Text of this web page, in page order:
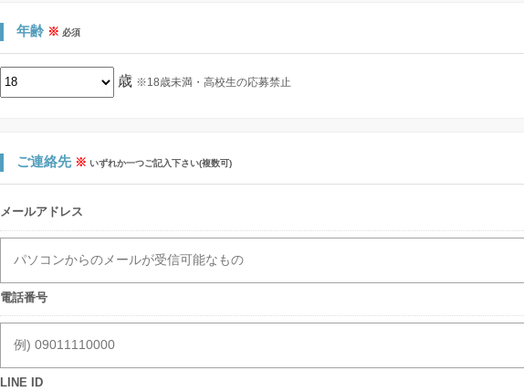
年齢 ※ 必須
歳 ※18歳未満・高校生の応募禁止
ご連絡先 ※ いずれか一つご記入下さい(複数可)
メールアドレス
電話番号
LINE ID